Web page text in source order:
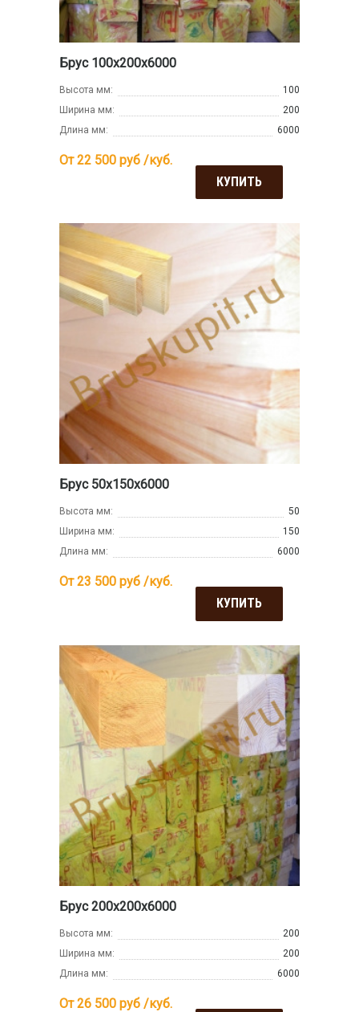
Брус 100х200х6000
Высота мм:
100
Ширина мм:
200
Длина мм:
6000
От 22 500 руб /куб.
КУПИТЬ
Брус 50х150х6000
Высота мм:
50
Ширина мм:
150
Длина мм:
6000
От 23 500 руб /куб.
КУПИТЬ
Брус 200х200х6000
Высота мм:
200
Ширина мм:
200
Длина мм:
6000
От 26 500 руб /куб.